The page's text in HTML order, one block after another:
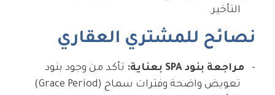
التأخير.
نصائح للمشتري العقاري
مراجعة بنود SPA بعناية:
تأكد من وجود بنود
تعويض واضحة وفترات سماح (Grace Period)